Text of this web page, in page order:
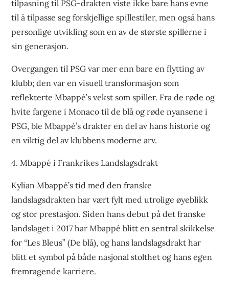
tilpasning til PSG-drakten viste ikke bare hans evne
til å tilpasse seg forskjellige spillestiler, men også hans
personlige utvikling som en av de største spillerne i
sin generasjon.
Overgangen til PSG var mer enn bare en flytting av
klubb; den var en visuell transformasjon som
reflekterte Mbappé’s vekst som spiller. Fra de røde og
hvite fargene i Monaco til de blå og røde nyansene i
PSG, ble Mbappé’s drakter en del av hans historie og
en viktig del av klubbens moderne arv.
4. Mbappé i Frankrikes Landslagsdrakt
Kylian Mbappé’s tid med den franske
landslagsdrakten har vært fylt med utrolige øyeblikk
og stor prestasjon. Siden hans debut på det franske
landslaget i 2017 har Mbappé blitt en sentral skikkelse
for “Les Bleus” (De blå), og hans landslagsdrakt har
blitt et symbol på både nasjonal stolthet og hans egen
fremragende karriere.